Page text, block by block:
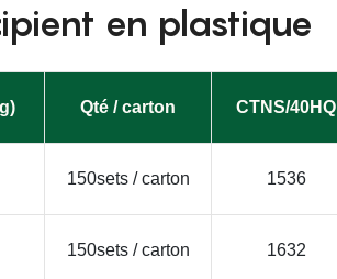
en plastique
Qté / carton CTNS/40HQ
150sets / carton 1536
150sets / carton 1632